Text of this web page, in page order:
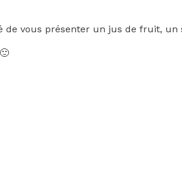
de vous présenter un jus de fruit,